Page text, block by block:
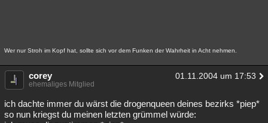
Wer nur Stroh im Kopf hat, sollte sich vor dem Funken der Wahrheit in Acht nehmen.
corey 01.11.2004 um 17:53
ehemaliges Mitglied
ich dachte immer du wärst die drogenqueen deines bezirks *piep*
so nun kriegst du meinen letzten grümmel würde: